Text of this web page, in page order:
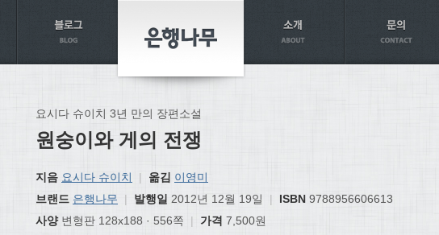
요시다 슈이치 3년 만의 장편소설
원숭이와 게의 전쟁
지음 요시다 슈이치 | 옮김 이영미
브랜드 은행나무 | 발행일 2012년 12월 19일 | ISBN 9788956606613
사양변형판 128x188 · 556쪽 | 가격 7,500원